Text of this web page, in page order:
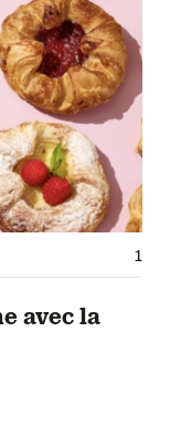
1
avec la